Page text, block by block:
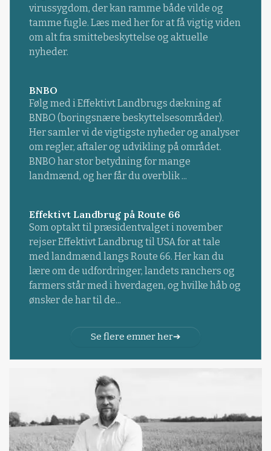
virussygdom, der kan ramme både vilde og
tamme fugle. Læs med her for at få vigtig viden
om alt fra smittebeskyttelse og aktuelle
nyheder.
BNBO
Følg med i Effektivt Landbrugs dækning af
BNBO (boringsnære beskyttelsesområder).
Her samler vi de vigtigste nyheder og analyser
om regler, aftaler og udvikling på området.
BNBO har stor betydning for mange
landmænd, og her får du overblik ...
Effektivt Landbrug på Route 66
Som optakt til præsidentvalget i november
rejser Effektivt Landbrug til USA for at tale
med landmænd langs Route 66. Her kan du
lære om de udfordringer, landets ranchers og
farmers står med i hverdagen, og hvilke håb og
ønsker de har til de...
Se flere emner her